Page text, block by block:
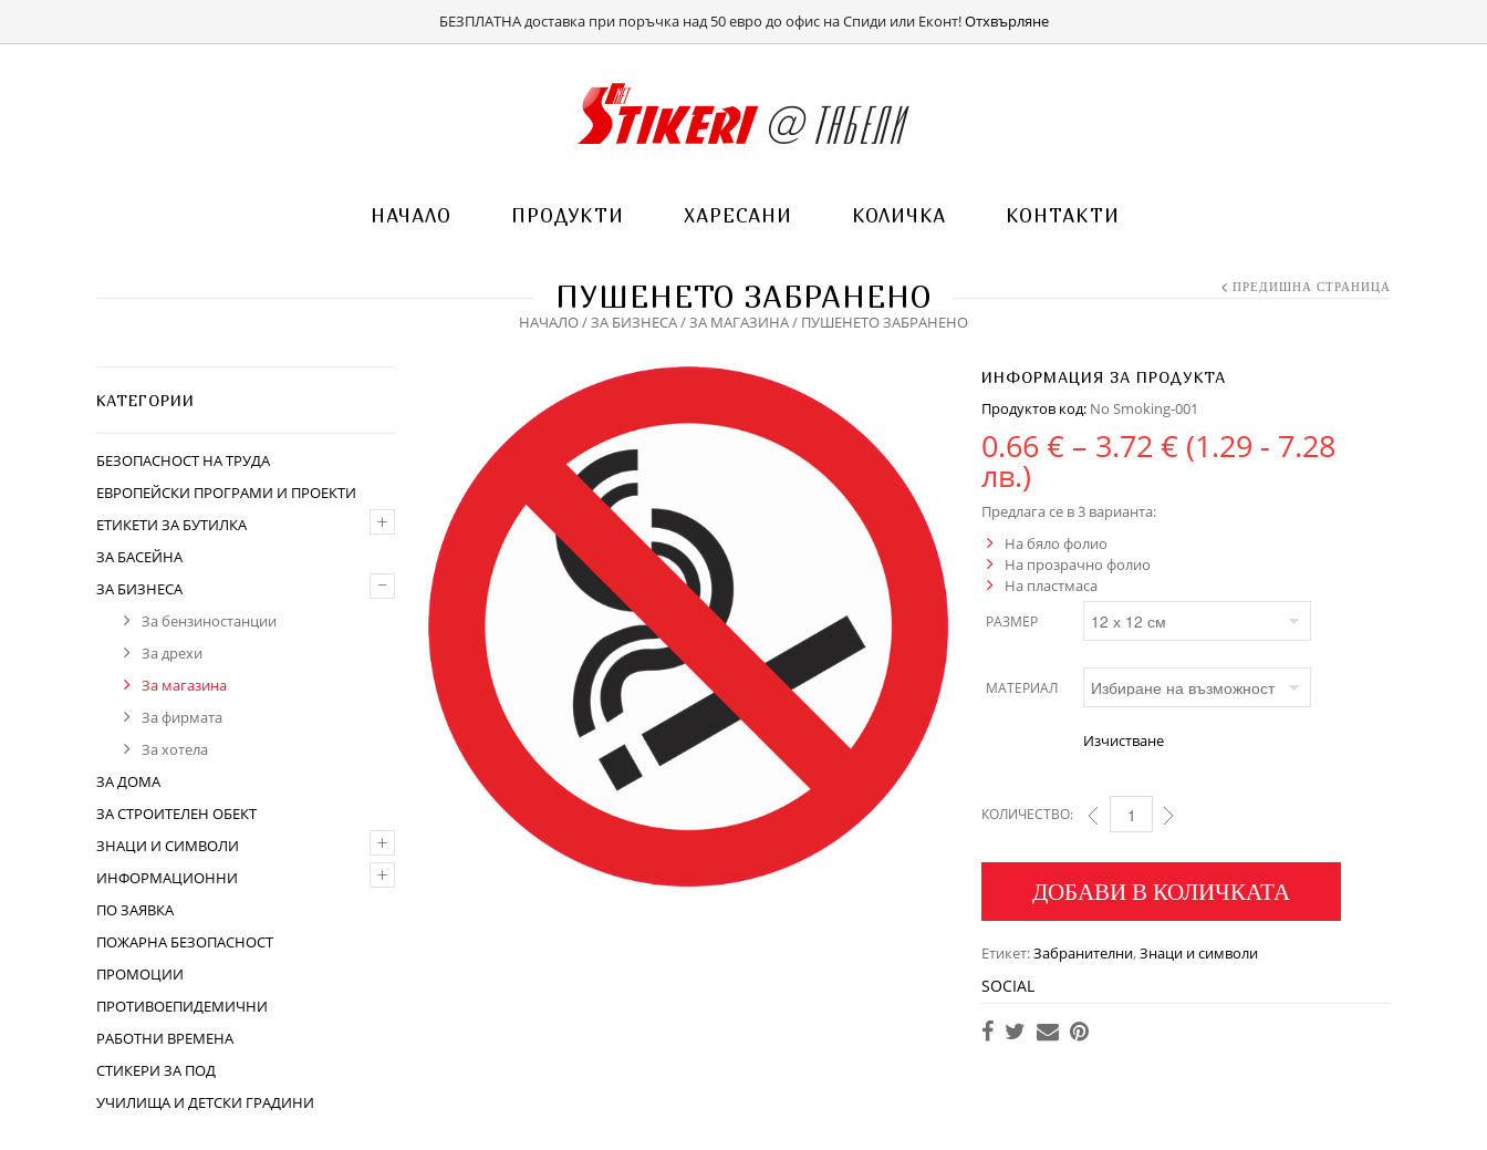
БЕЗПЛАТНА доставка при поръчка над 50 евро до офис на Спиди или Еконт!Отхвърляне
ВХОД РЕГИСТРАЦИЯ
НАЧАЛО ПРОДУКТИ ХАРЕСАНИ КОЛИЧКА КОНТАКТИ
ПУШЕНЕТО ЗАБРАНЕНО
НАЧАЛО/ЗА БИЗНЕСА/ЗА МАГАЗИНА/ ПУШЕНЕТО ЗАБРАНЕНО
ПРЕДИШНА СТРАНИЦА
ИНФОРМАЦИЯ ЗА ПРОДУКТА
Продуктов код: No Smoking-001
0.66 € – 3.72 € Price range: 0.66 €
(1.29 - 7.28
лв.)
Предлага се в 3 варианта:
На бяло фолио
На прозрачно фолио
На пластмаса
РАЗМЕР
МАТЕРИАЛ
Изчистване
КОЛИЧЕСТВО:
ДОБАВИ В КОЛИЧКАТА
Етикет:Забранителни,Знаци и символи
SOCIAL
КАТЕГОРИИ
БЕЗОПАСНОСТ НА ТРУДА
ЕВРОПЕЙСКИ ПРОГРАМИ И ПРОЕКТИ
+
ЕТИКЕТИ ЗА БУТИЛКА
ЗА БАСЕЙНА
–
ЗА БИЗНЕСА
За бензиностанции
За дрехи
За магазина
За фирмата
За хотела
ЗА ДОМА
ЗА СТРОИТЕЛЕН ОБЕКТ
+
ЗНАЦИ И СИМВОЛИ
+
ИНФОРМАЦИОННИ
ПО ЗАЯВКА
ПОЖАРНА БЕЗОПАСНОСТ
ПРОМОЦИИ
ПРОТИВОЕПИДЕМИЧНИ
РАБОТНИ ВРЕМЕНА
СТИКЕРИ ЗА ПОД
УЧИЛИЩА И ДЕТСКИ ГРАДИНИ